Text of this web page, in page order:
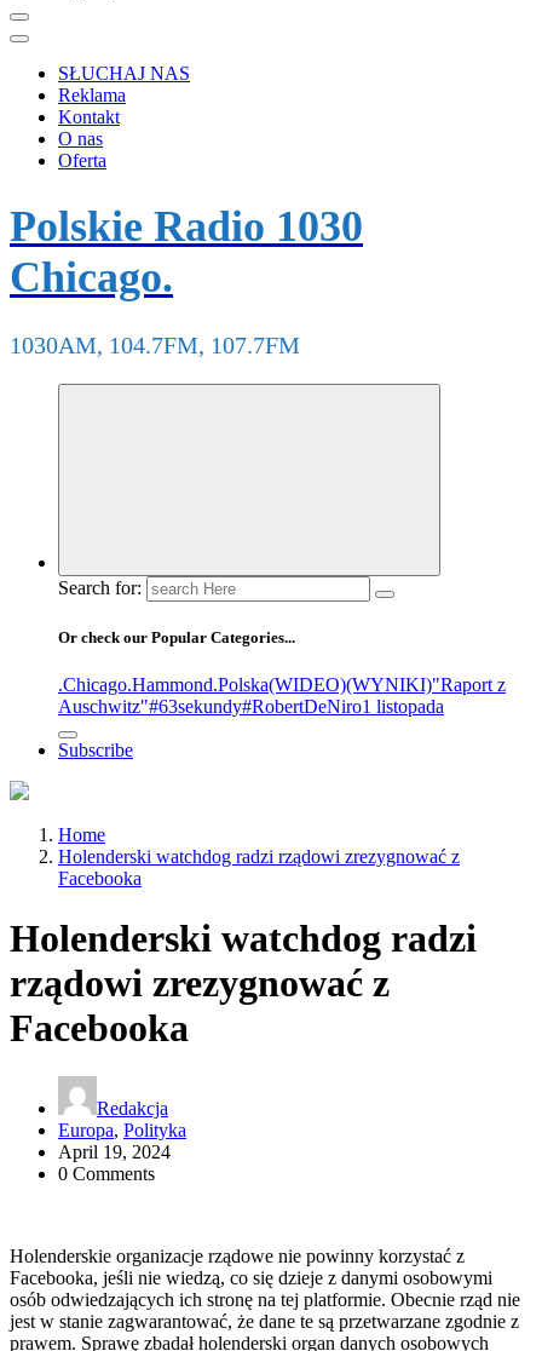
SŁUCHAJ NAS
Reklama
Kontakt
O nas
Oferta
Polskie Radio 1030
Chicago.
1030AM, 104.7FM, 107.7FM
Search for:
Or check our Popular Categories...
.Chicago.Hammond.Polska(WIDEO)(WYNIKI)"Raport z
Auschwitz"#63sekundy#RobertDeNiro1 listopada
Subscribe
Home
Holenderski watchdog radzi rządowi zrezygnować z
Facebooka
Holenderski watchdog radzi
rządowi zrezygnować z
Facebooka
Redakcja
Europa, Polityka
April 19, 2024
0 Comments
Holenderskie organizacje rządowe nie powinny korzystać z
Facebooka, jeśli nie wiedzą, co się dzieje z danymi osobowymi
osób odwiedzających ich stronę na tej platformie. Obecnie rząd nie
jest w stanie zagwarantować, że dane te są przetwarzane zgodnie z
prawem. Sprawę zbadał holenderski organ danych osobowych